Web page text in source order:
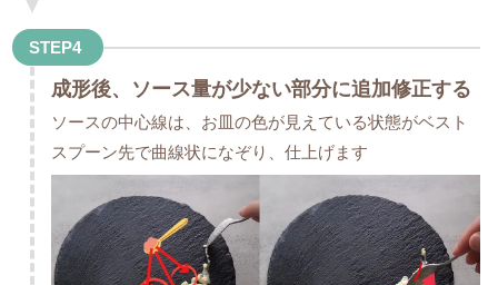
STEP4
成形後、ソース量が少ない部分に追加修正する
ソースの中心線は、お皿の色が見えている状態がベスト
スプーン先で曲線状になぞり、仕上げます